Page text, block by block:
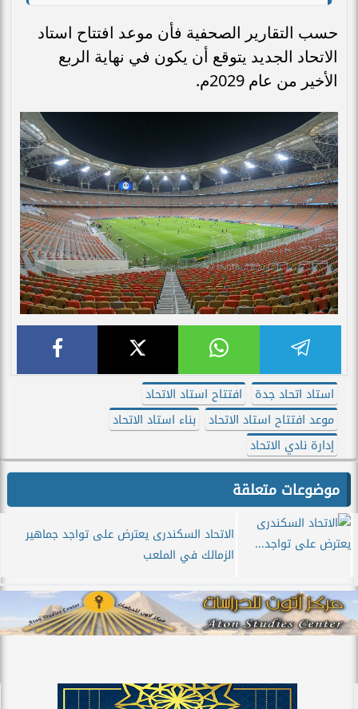
حسب التقارير الصحفية فأن موعد افتتاح استاد
الاتحاد الجديد يتوقع أن يكون في نهاية الربع
الأخير من عام 2029م.
استاد اتحاد جدة
افتتاح استاد الاتحاد
موعد افتتاح استاد الاتحاد
بناء استاد الاتحاد
إدارة نادي الاتحاد
موضوعات متعلقة
الاتحاد السكندرى يعترض على تواجد جماهير
الزمالك في الملعب